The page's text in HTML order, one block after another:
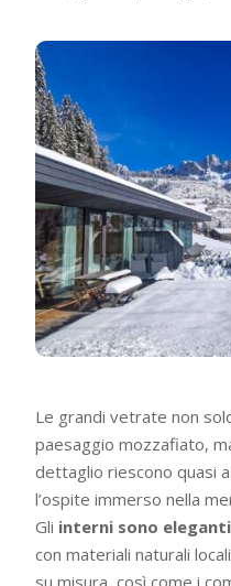
Le grandi vetrate non
paesaggio mozzafiato,
dettaglio riescono quasi
l’ospite immerso nella
Gli interni sono
con materiali naturali
su misura, così come i